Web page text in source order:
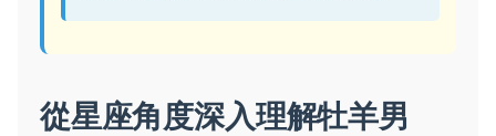
從星座角度深入理解牡羊男